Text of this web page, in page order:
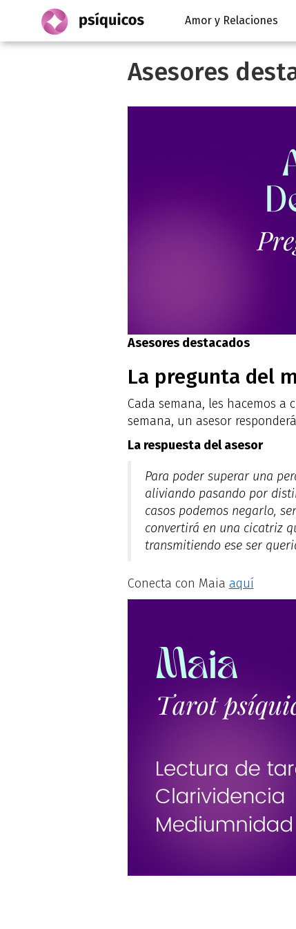
Amor y Relaciones
Asesores
Asesores destacados
La pregunta del
Cada semana, les hacemos a
semana, un asesor
La respuesta del asesor
Para poder superar una
aliviando pasando por
casos podemos negarlo,
convertirá en una cicatriz
transmitiendo ese ser
Conecta con Maia aquí